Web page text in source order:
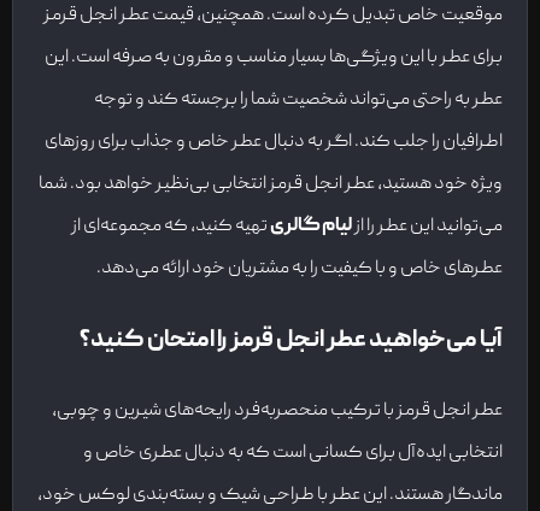
موقعیت خاص تبدیل کرده است. همچنین، قیمت عطر انجل قرمز
برای عطر با این ویژگی‌ها بسیار مناسب و مقرون به صرفه است. این
عطر به راحتی می‌تواند شخصیت شما را برجسته کند و توجه
اطرافیان را جلب کند. اگر به دنبال عطر خاص و جذاب برای روزهای
ویژه خود هستید، عطر انجل قرمز انتخابی بی‌نظیر خواهد بود. شما
می‌توانید این عطر را ازلیام گالریتهیه کنید، که مجموعه‌ای از
عطرهای خاص و با کیفیت را به مشتریان خود ارائه می‌دهد.
آیا می‌خواهید عطر انجل قرمز را امتحان کنید؟
عطر انجل قرمز با ترکیب منحصربه‌فرد رایحه‌های شیرین و چوبی،
انتخابی ایده‌آل برای کسانی است که به دنبال عطری خاص و
ماندگار هستند. این عطر با طراحی شیک و بسته‌بندی لوکس خود،